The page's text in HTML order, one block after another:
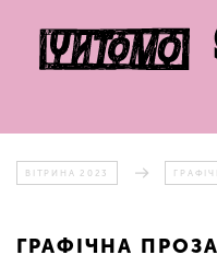
ВІТРИНА 2023
ГРАФІЧНА ПРОЗА